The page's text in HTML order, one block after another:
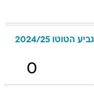
גביע הטוטו 2024/25
0